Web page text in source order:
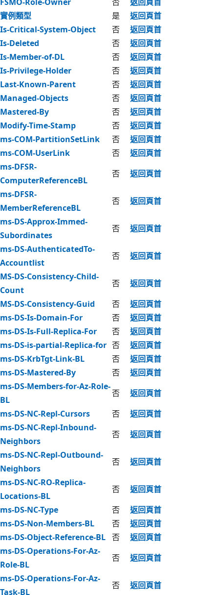
實例類型
是
返回頁首
Is-Critical-System-Object
否
返回頁首
Is-Deleted
否
返回頁首
Is-Member-of-DL
否
返回頁首
Is-Privilege-Holder
否
返回頁首
Last-Known-Parent
否
返回頁首
Managed-Objects
否
返回頁首
Mastered-By
否
返回頁首
Modify-Time-Stamp
否
返回頁首
ms-COM-PartitionSetLink
否
返回頁首
ms-COM-UserLink
否
返回頁首
ms-DFSR-
ComputerReferenceBL
否
返回頁首
ms-DFSR-
MemberReferenceBL
否
返回頁首
ms-DS-Approx-Immed-
Subordinates
否
返回頁首
ms-DS-AuthenticatedTo-
Accountlist
否
返回頁首
MS-DS-Consistency-Child-
Count
否
返回頁首
MS-DS-Consistency-Guid
否
返回頁首
ms-DS-Is-Domain-For
否
返回頁首
ms-DS-Is-Full-Replica-For
否
返回頁首
ms-DS-is-partial-Replica-for 否
返回頁首
ms-DS-KrbTgt-Link-BL
否
返回頁首
ms-DS-Mastered-By
否
返回頁首
ms-DS-Members-for-Az-Role-
BL
否
返回頁首
ms-DS-NC-Repl-Cursors
否
返回頁首
ms-DS-NC-Repl-Inbound-
Neighbors
否
返回頁首
ms-DS-NC-Repl-Outbound-
Neighbors
否
返回頁首
ms-DS-NC-RO-Replica-
Locations-BL
否
返回頁首
ms-DS-NC-Type
否
返回頁首
ms-DS-Non-Members-BL
否
返回頁首
ms-DS-Object-Reference-BL 否
返回頁首
ms-DS-Operations-For-Az-
Role-BL
否
返回頁首
ms-DS-Operations-For-Az-
Task-BL
否 返回頁首